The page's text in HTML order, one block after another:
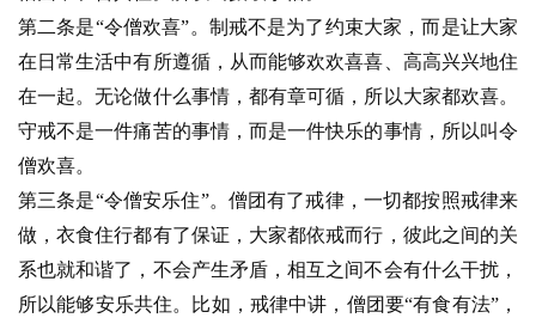
第二条是“令僧欢喜”。制戒不是为了约束大家，而是让大家
在日常生活中有所遵循，从而能够欢欢喜喜、高高兴兴地住
在一起。无论做什么事情，都有章可循，所以大家都欢喜。
守戒不是一件痛苦的事情，而是一件快乐的事情，所以叫令
僧欢喜。
第三条是“令僧安乐住”。僧团有了戒律，一切都按照戒律来
做，衣食住行都有了保证，大家都依戒而行，彼此之间的关
系也就和谐了，不会产生矛盾，相互之间不会有什么干扰，
所以能够安乐共住。比如，戒律中讲，僧团要“有食有法”，